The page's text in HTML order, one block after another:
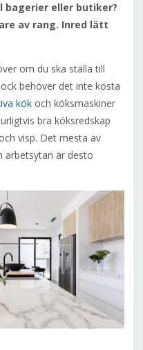
bagerier eller butiker?
av rang. Inred lätt
om du ska ställa till
behöver det inte kosta
kökoch köksmaskiner
bra köksredskap
visp. Det mesta av
arbetsytan är desto